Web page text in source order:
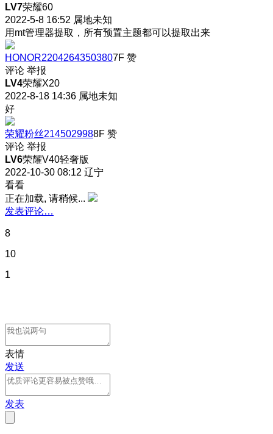
LV7荣耀60
2022-5-8 16:52 属地未知
用mt管理器提取，所有预置主题都可以提取出来
HONOR22042643503807F 赞
评论 举报
LV4荣耀X20
2022-8-18 14:36 属地未知
好
荣耀粉丝2145029988F 赞
评论 举报
LV6荣耀V40轻奢版
2022-10-30 08:12 辽宁
看看
正在加载, 请稍候...
发表评论…
8
10
1
表情
发送
发表